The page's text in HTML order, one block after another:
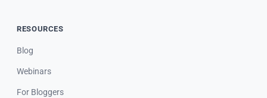
RESOURCES
Blog
Webinars
For Bloggers